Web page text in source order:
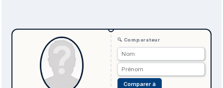
🔍 Comparateur
Comparer à